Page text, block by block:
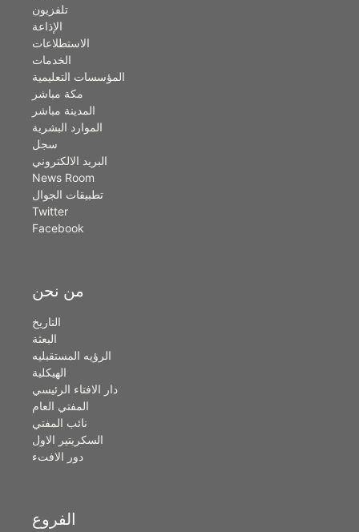
تلفزيون
الإذاعة
الاستطلاعات
الخدمات
المؤسسات التعليمية
مكة مباشر
المدينة مباشر
الموارد البشرية
سجل
البريد الالكتروني
News Room
تطبيقات الجوال
Twitter
Facebook
من نحن
التاريخ
البعثة
الرؤيه المستقبليه
الهيكلية
دار الافتاء الرئيسي
المفتي العام
نائب المفتي
السكريتير الاول
دور الافتء
الفروع